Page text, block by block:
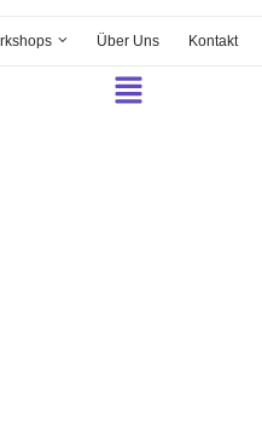
Über Uns Kontakt